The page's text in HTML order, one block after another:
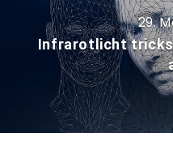
29.
Infrarotlicht